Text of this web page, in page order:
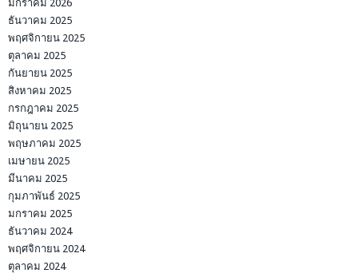
มกราคม 2026
ธันวาคม 2025
พฤศจิกายน 2025
ตุลาคม 2025
กันยายน 2025
สิงหาคม 2025
กรกฎาคม 2025
มิถุนายน 2025
พฤษภาคม 2025
เมษายน 2025
มีนาคม 2025
กุมภาพันธ์ 2025
มกราคม 2025
ธันวาคม 2024
พฤศจิกายน 2024
ตุลาคม 2024